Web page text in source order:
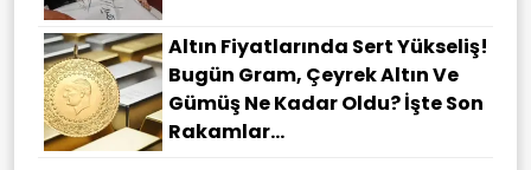
Altın Fiyatlarında Sert Yükseliş!
Bugün Gram, Çeyrek Altın Ve
Gümüş Ne Kadar Oldu? İşte Son
Rakamlar...